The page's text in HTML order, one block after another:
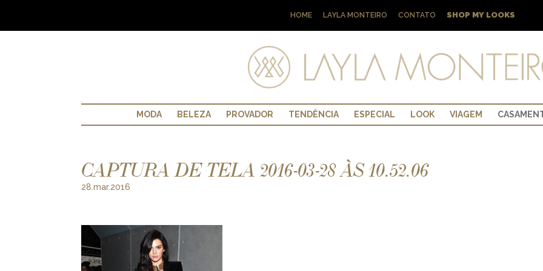
HOME LAYLA MONTEIRO CONTATO SHOP MY LOOKS
MODA BELEZA PROVADOR TENDÊNCIA ESPECIAL LOOK VIAGEM
CAPTURA DE TELA 2016-03-28 ÀS 10.52.06
28.mar.2016